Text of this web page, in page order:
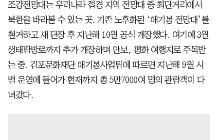
조강전망대는 우리나라 접경 지역 전망대 중 최단거리에서
북한을 바라볼 수 있는 곳. 기존 노후화된 ‘애기봉 전망대’를
철거하고 새 단장 후 지난해 10월 공식 개장했다. 여기에 3월
생태탐방로까지 추가 개장하며 안보, 평화 여행지로 주목받
는 중. 김포문화재단 애기봉사업팀에 따르면 지난해 9월 시
범 운영에 들어가 현재까지 총 5만7000여 명의 관람객이 다
녀갔다.